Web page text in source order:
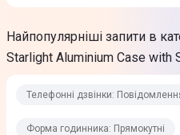
Тип дисплея
OLED
Сенсорний дисплей
Так
Особливості дисплея
Найпопулярніші запити в
Starlight Aluminium Case with
Телефонні дзвінки:
Форма годинника: Прямокутні